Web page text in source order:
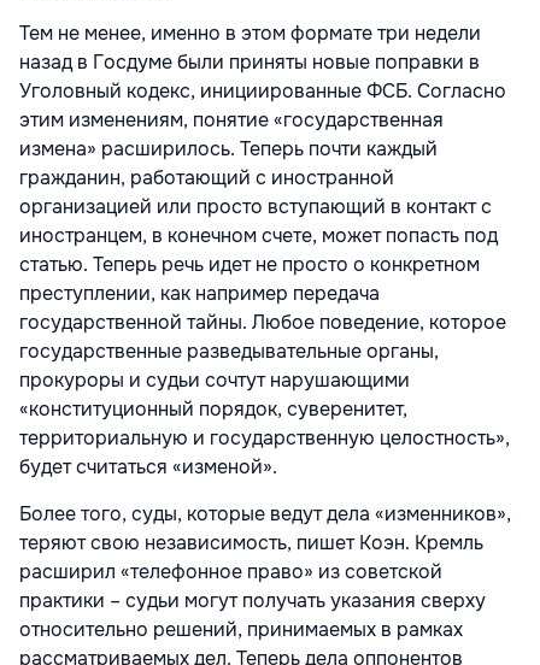
Тем не менее, именно в этом формате три недели
назад в Госдуме были приняты новые поправки в
Уголовный кодекс, инициированные ФСБ. Согласно
этим изменениям, понятие «государственная
измена» расширилось. Теперь почти каждый
гражданин, работающий с иностранной
организацией или просто вступающий в контакт с
иностранцем, в конечном счете, может попасть под
статью. Теперь речь идет не просто о конкретном
преступлении, как например передача
государственной тайны. Любое поведение, которое
государственные разведывательные органы,
прокуроры и судьи сочтут нарушающими
«конституционный порядок, суверенитет,
территориальную и государственную целостность»,
будет считаться «изменой».
Более того, суды, которые ведут дела «изменников»,
теряют свою независимость, пишет Коэн. Кремль
расширил «телефонное право» из советской
практики – судьи могут получать указания сверху
относительно решений, принимаемых в рамках
рассматриваемых дел. Теперь дела оппонентов